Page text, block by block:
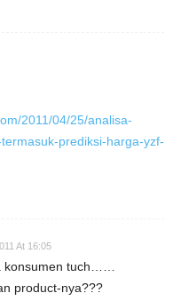
2011/04/25/analisa-
prediksi-harga-yzf-
At 16:05
konsumen tuch……
product-nya???